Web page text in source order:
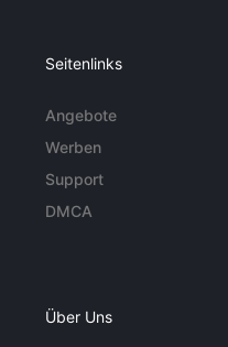
Seitenlinks
Angebote
Werben
Support
DMCA
Über Uns